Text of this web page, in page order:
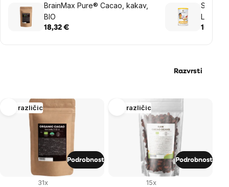
BrainMax Pure® Cacao, kakav,
BIO
18,32 € 10,16 €
Razvrsti
List
products
Več različic
31x
Podrobnost
Več različic
15x
Podrobnost